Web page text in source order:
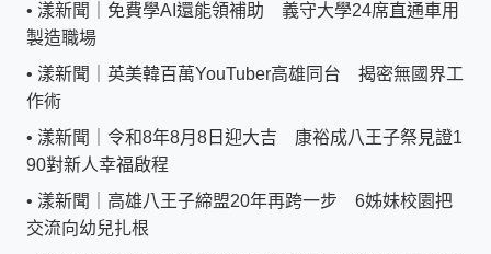
• 漾新聞｜免費學AI還能領補助 義守大學24席直通車用
製造職場
• 漾新聞｜英美韓百萬YouTuber高雄同台 揭密無國界工
作術
• 漾新聞｜令和8年8月8日迎大吉 康裕成八王子祭見證1
90對新人幸福啟程
• 漾新聞｜高雄八王子締盟20年再跨一步 6姊妹校園把
交流向幼兒扎根